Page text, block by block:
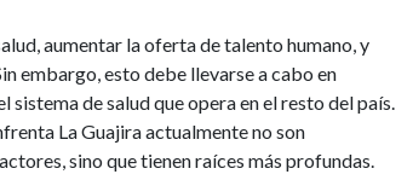
aumentar la oferta de talento humano, y
embargo, esto debe llevarse a cabo en
de salud que opera en el resto del país.
La Guajira actualmente no son
sino que tienen raíces más profundas.